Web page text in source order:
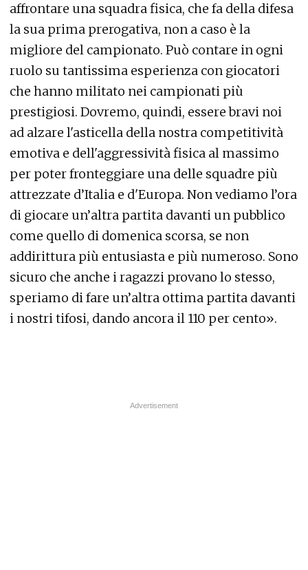
affrontare una squadra fisica, che fa della difesa
la sua prima prerogativa, non a caso è la
migliore del campionato. Può contare in ogni
ruolo su tantissima esperienza con giocatori
che hanno militato nei campionati più
prestigiosi. Dovremo, quindi, essere bravi noi
ad alzare l'asticella della nostra competitività
emotiva e dell'aggressività fisica al massimo
per poter fronteggiare una delle squadre più
attrezzate d’Italia e d'Europa. Non vediamo l’ora
di giocare un’altra partita davanti un pubblico
come quello di domenica scorsa, se non
addirittura più entusiasta e più numeroso. Sono
sicuro che anche i ragazzi provano lo stesso,
speriamo di fare un’altra ottima partita davanti
i nostri tifosi, dando ancora il 110 per cento».